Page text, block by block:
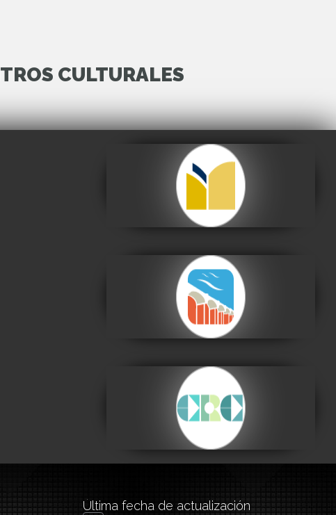
CULTURALES
Archivo y Biblioteca
Nacionales de Bolivia
Centro de la Cultura
Plurinacional
Visitar
Centro de la
Revolución Cultural
Última fecha de actualización